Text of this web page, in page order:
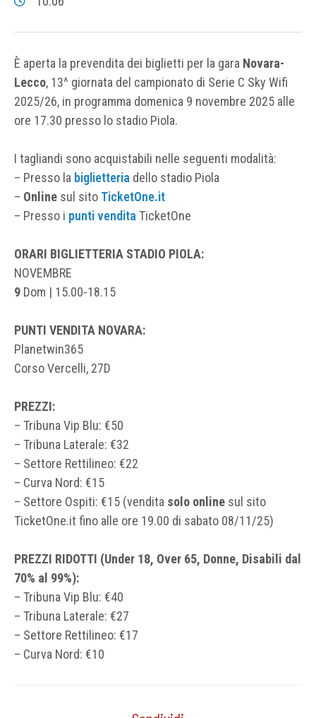
È aperta la prevendita dei biglietti per la gara Novara-
Lecco, 13^ giornata del campionato di Serie C Sky Wifi
2025/26, in programma domenica 9 novembre 2025 alle
ore 17.30 presso lo stadio Piola.
I tagliandi sono acquistabili nelle seguenti modalità:
– Presso la biglietteria dello stadio Piola
– Online sul sito TicketOne.it
– Presso i punti vendita TicketOne
ORARI BIGLIETTERIA STADIO PIOLA:
NOVEMBRE
9 Dom | 15.00-18.15
PUNTI VENDITA NOVARA:
Planetwin365
Corso Vercelli, 27D
PREZZI:
– Tribuna Vip Blu: €50
– Tribuna Laterale: €32
– Settore Rettilineo: €22
– Curva Nord: €15
– Settore Ospiti: €15 (vendita solo online sul sito
TicketOne.it fino alle ore 19.00 di sabato 08/11/25)
PREZZI RIDOTTI (Under 18, Over 65, Donne, Disabili dal
70% al 99%):
– Tribuna Vip Blu: €40
– Tribuna Laterale: €27
– Settore Rettilineo: €17
– Curva Nord: €10